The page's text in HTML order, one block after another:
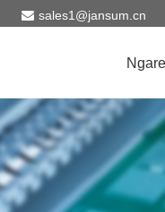
sales1@jansum.cn